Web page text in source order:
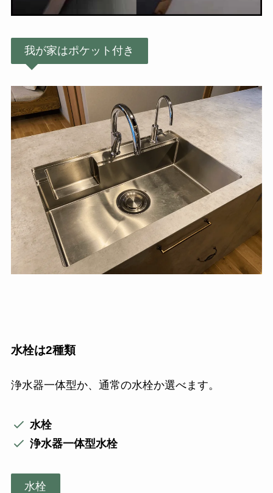
我が家はポケット付き
水栓は2種類
浄水器一体型か、通常の水栓か選べます。
水栓
浄水器一体型水栓
水栓